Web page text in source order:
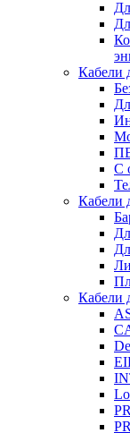
Кабели
С
Кабели
Кабели